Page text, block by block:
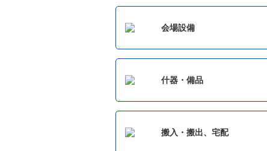
会場設備
什器・備品
搬入・搬出、宅配